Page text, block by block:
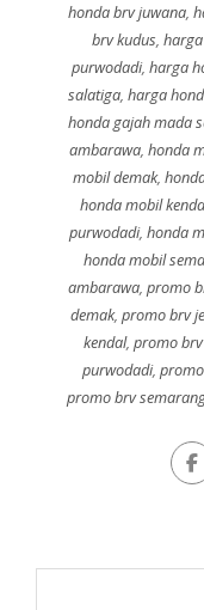
honda brv juwana,
brv kudus,
purwodadi, harga
salatiga, harga
honda gajah mada
ambarawa, honda
mobil demak,
honda mobil
purwodadi, honda
honda mobil
ambarawa,promo
demak, promo brv
kendal, promo
purwodadi,
promo brv